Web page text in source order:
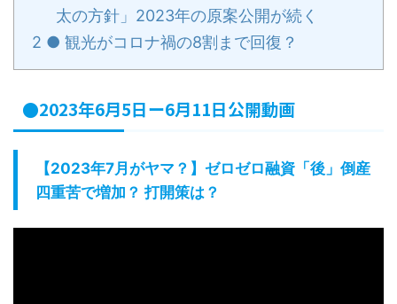
太の方針」2023年の原案公開が続く
2 ● 観光がコロナ禍の8割まで回復？
●2023年6月5日ー6月11日公開動画
【2023年7月がヤマ？】ゼロゼロ融資「後」倒産
四重苦で増加？ 打開策は？